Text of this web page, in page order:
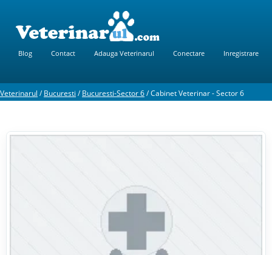
Blog Contact Adauga Veterinarul Conectare Inregistrare
Veterinarul /Bucuresti /Bucuresti-Sector 6/Cabinet Veterinar - Sector 6